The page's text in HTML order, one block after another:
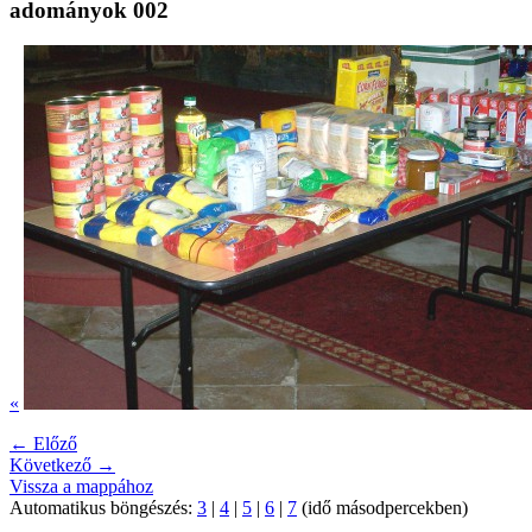
adományok 002
«
← Előző
Következő →
Vissza a mappához
Automatikus böngészés: 3 | 4 | 5 | 6 | 7 (idő másodpercekben)